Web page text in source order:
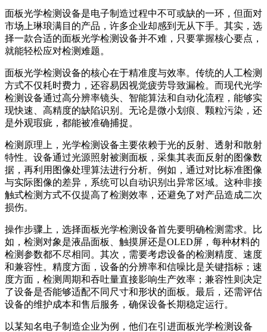
面板光学检测设备是电子制造过程中不可或缺的一环，但面对
市场上琳琅满目的产品，许多企业却感到无从下手。其实，选
择一款合适的面板光学检测设备并不难，只要掌握核心要点，
就能轻松应对检测难题。
面板光学检测设备的核心在于精准度与效率。传统的人工检测
方式不仅耗时费力，还容易因视觉疲劳导致漏检。而现代光学
检测设备通过高分辨率镜头、智能算法和自动化流程，能够实
现快速、高精度的缺陷识别。无论是微小划痕、颗粒污染，还
是外观瑕疵，都能被准确捕捉。
检测原理上，光学检测设备主要依赖于光的反射、透射和散射
特性。设备通过光源照射被测面板，采集其表面反射的图像数
据，再利用图像处理算法进行分析。例如，通过对比标准图像
与实际图像的差异，系统可以自动识别出异常区域。这种非接
触式检测方式不仅提高了检测效率，还避免了对产品造成二次
损伤。
操作步骤上，选择面板光学检测设备首先要明确检测需求。比
如，检测对象是液晶面板、触摸屏还是OLED屏，每种材料的
检测参数都不尽相同。其次，需要考虑设备的检测精度、速度
和兼容性。精度方面，设备的分辨率和信噪比是关键指标；速
度方面，检测周期和吞吐量直接影响生产效率；兼容性则决定
了设备是否能够适配不同尺寸和形状的面板。最后，还需评估
设备的维护成本和售后服务，确保设备长期稳定运行。
以某知名电子制造企业为例，他们在引进面板光学检测设备